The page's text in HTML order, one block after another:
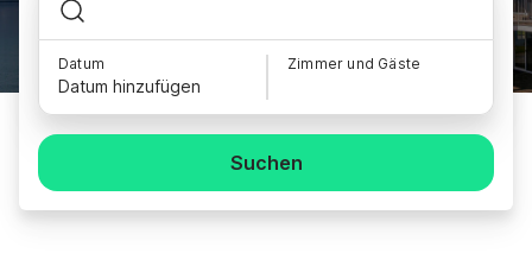
Datum
Datum hinzufügen
Zimmer und Gäste
Suchen